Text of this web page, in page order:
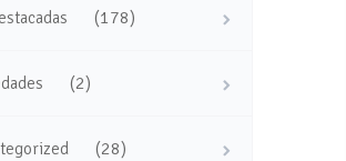
(178)
(2)
(28)